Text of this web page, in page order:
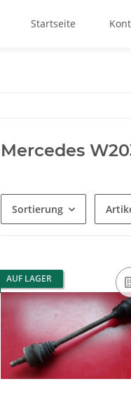
Startseite
Mercedes
Sortierung
AUF LAGER